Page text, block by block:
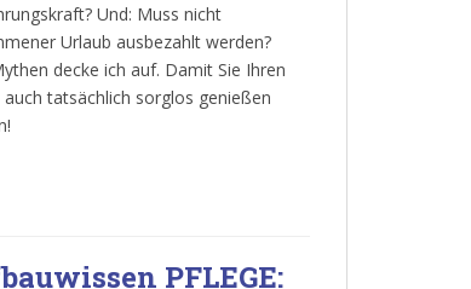
Und: Muss nicht
Urlaub ausbezahlt werden?
decke ich auf. Damit Sie Ihren
auch tatsächlich sorglos genießen
PFLEGE: